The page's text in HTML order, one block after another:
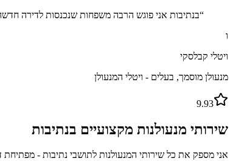
“בנתיבות אני פוגש הרבה משפחות שנכנסות לדירה
ו
ויטלי קבלסקי
מנעולן מוסמך, בעלים - ויטלי המנעולן
9.93
שירותי מנעולנות מקצועיים בנתיבות
אני מספק את כל שירותי המנעולנות לתושבי נתיבות - מפתיחת